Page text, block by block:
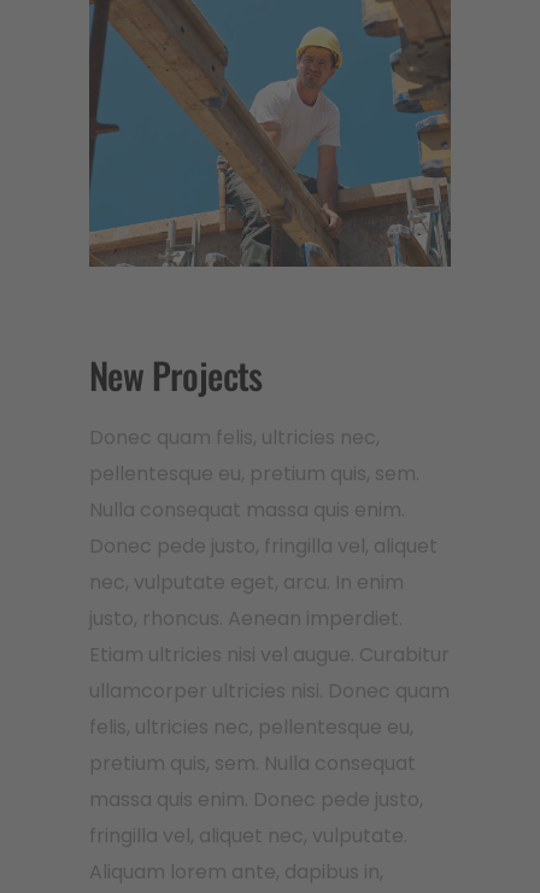
New Projects
Donec quam felis, ultricies nec,
pellentesque eu, pretium quis, sem.
Nulla consequat massa quis enim.
Donec pede justo, fringilla vel, aliquet
nec, vulputate eget, arcu. In enim
justo, rhoncus. Aenean imperdiet.
Etiam ultricies nisi vel augue. Curabitur
ullamcorper ultricies nisi. Donec quam
felis, ultricies nec, pellentesque eu,
pretium quis, sem. Nulla consequat
massa quis enim. Donec pede justo,
fringilla vel, aliquet nec, vulputate.
Aliquam lorem ante, dapibus in,